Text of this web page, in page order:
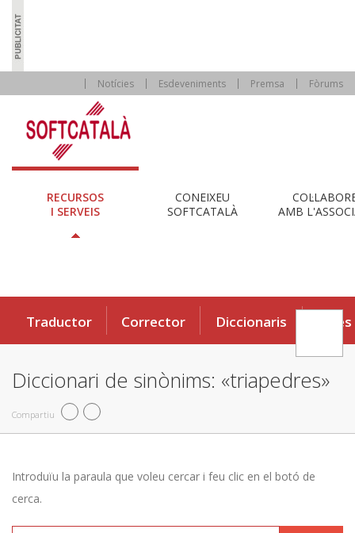
Notícies Esdeveniments Premsa Fòrums
RECURSOS
I SERVEIS
CONEIXEU
SOFTCATALÀ
AMB
Traductor Corrector Diccionaris Eines
Diccionari de sinònims: «triapedres»
Compartiu
Introduïu la paraula que voleu cercar i feu clic en el botó de
cerca.